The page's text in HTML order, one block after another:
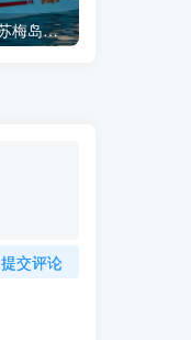
King 5 Catamaran ⛵ 苏梅岛双体船包船 ?️
提交评论